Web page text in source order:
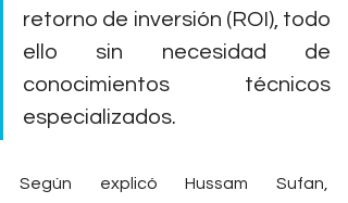
retorno de inversión (ROI), todo
ello sin necesidad de
conocimientos técnicos
especializados.
Según explicó Hussam Sufan,